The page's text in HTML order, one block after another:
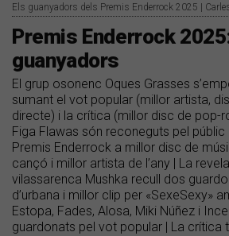
Els guanyadors dels Premis Enderrock 2025 |
Premis Enderrock
guanyadors
El grup osonenc Oques Grasses
sumant el vot popular (millor artista,
directe) i la crítica (millor disc de pop-
Figa Flawas són reconeguts pel
Premis Enderrock a millor disc de
cançó i millor artista de l’any | La
vilassarenca Mushka recull dos
d’urbana i millor clip per «SexeSexy»
Estopa, Fades, Alosa, Miki Núñez i
guardonats pel vot popular | La crítica